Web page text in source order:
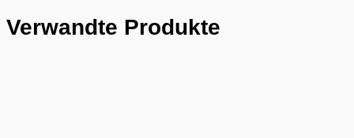
Verwandte Produkte